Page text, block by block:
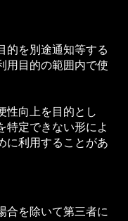
的を別途通知等する
用目的の範囲内で使
性向上を目的とし
特定できない形によ
に利用することがあ
合を除いて第三者に